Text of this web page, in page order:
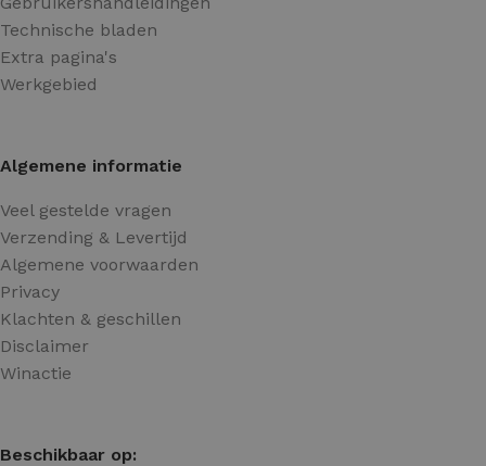
Technische bladen
Extra pagina's
Werkgebied
Algemene informatie
Veel gestelde vragen
Verzending & Levertijd
Algemene voorwaarden
Privacy
Klachten & geschillen
Disclaimer
Winactie
Beschikbaar op: